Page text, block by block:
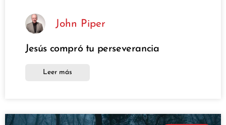
John Piper
Jesús compró tu perseverancia
Leer más